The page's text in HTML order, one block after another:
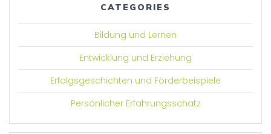
CATEGORIES
Bildung und Lernen
Entwicklung und Erziehung
Erfolgsgeschichten und Förderbeispiele
Persönlicher Erfahrungsschatz